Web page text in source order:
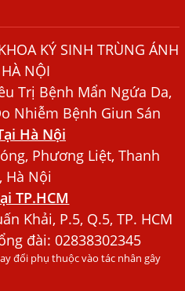
Liên Quan Đến Bệnh Giun
Nổi Mề Đay Do Nhiễm Sán
Khám Ánh Nga Đề Tài
Loại Nào? Chi Phí Bao
Đỏ Khắp Người, Sau Ba
Nhân
Và Cách Điều Trị
KHẮP NGƯỜI, ĐI KHÁM
KÝ SINH TRÙNG ÁNH
NỘI
Trị Bệnh Mẩn Ngứa Da,
Nhiễm Bệnh Giun Sán
Hà Nội
Phương Liệt, Thanh
Hà Nội
TP.HCM
Khải, P.5, Q.5, TP. HCM
đài: 02838302345
đổi phụ thuộc vào tác nhân gây